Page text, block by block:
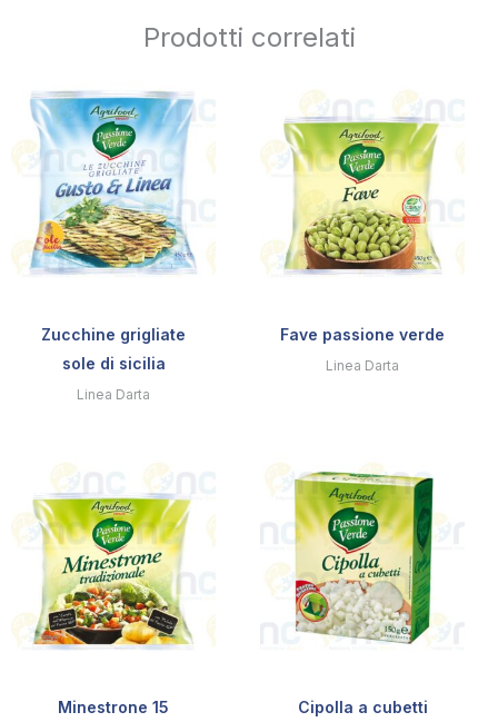
Prodotti correlati
Zucchine grigliate
sole di sicilia
Linea Darta
Fave passione verde
Linea Darta
Minestrone 15
Cipolla a cubetti